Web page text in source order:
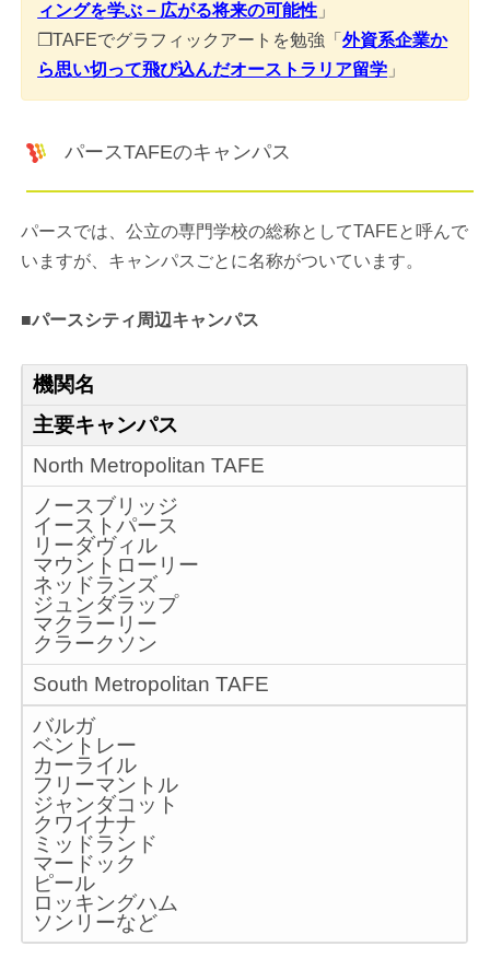
ィングを学ぶ－広がる将来の可能性 」
❐TAFEでグラフィックアートを勉強「外資系企業か
ら思い切って飛び込んだオーストラリア留学 」
パースTAFEのキャンパス
パースでは、公立の専門学校の総称としてTAFEと呼んで
いますが、キャンパスごとに名称がついています。
■パースシティ周辺キャンパス
機関名
主要キャンパス
North Metropolitan TAFE
ノースブリッジ
イーストパース
リーダヴィル
マウントローリー
ネッドランズ
ジュンダラップ
マクラーリー
クラークソン
South Metropolitan TAFE
バルガ
ベントレー
カーライル
フリーマントル
ジャンダコット
クワイナナ
ミッドランド
マードック
ピール
ロッキングハム
ソンリーなど